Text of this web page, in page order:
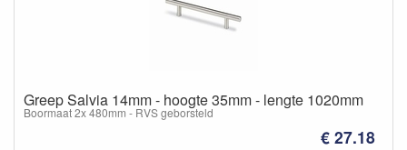
Greep Salvia 14mm - hoogte 35mm - lengte 1020mm
Boormaat 2x 480mm - RVS geborsteld
€ 27.18